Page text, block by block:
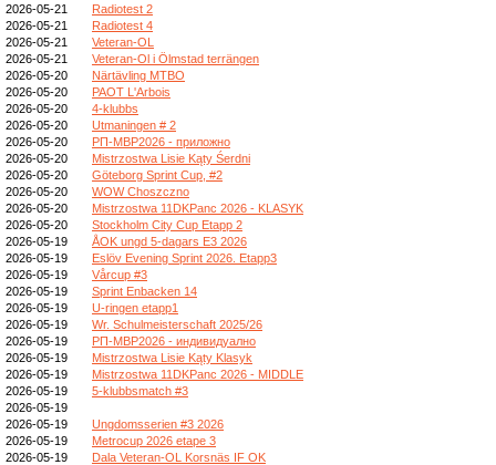
2026-05-21
Radiotest 2
2026-05-21
Radiotest 4
2026-05-21
Veteran-OL
2026-05-21
Veteran-Ol i Ölmstad terrängen
2026-05-20
Närtävling MTBO
2026-05-20
PAOT L'Arbois
2026-05-20
4-klubbs
2026-05-20
Utmaningen # 2
2026-05-20
РП-МВР2026 - приложно
2026-05-20
Mistrzostwa Lisie Kąty Śerdni
2026-05-20
Göteborg Sprint Cup, #2
2026-05-20
WOW Choszczno
2026-05-20
Mistrzostwa 11DKPanc 2026 - KLASYK
2026-05-20
Stockholm City Cup Etapp 2
2026-05-19
ÅOK ungd 5-dagars E3 2026
2026-05-19
Eslöv Evening Sprint 2026. Etapp3
2026-05-19
Vårcup #3
2026-05-19
Sprint Enbacken 14
2026-05-19
U-ringen etapp1
2026-05-19
Wr. Schulmeisterschaft 2025/26
2026-05-19
РП-МВР2026 - индивидуално
2026-05-19
Mistrzostwa Lisie Kąty Klasyk
2026-05-19
Mistrzostwa 11DKPanc 2026 - MIDDLE
2026-05-19
5-klubbsmatch #3
2026-05-19
2026-05-19
Ungdomsserien #3 2026
2026-05-19
Metrocup 2026 etape 3
2026-05-19
Dala Veteran-OL Korsnäs IF OK